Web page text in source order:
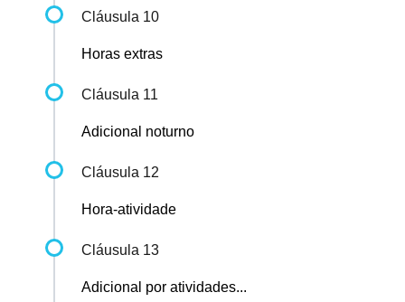
Cláusula 10
Horas extras
Cláusula 11
Adicional noturno
Cláusula 12
Hora-atividade
Cláusula 13
Adicional por atividades...